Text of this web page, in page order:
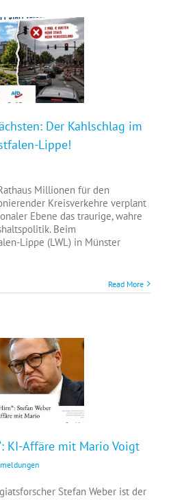
Der Kahlschlag im
Lippe!
Millionen für den
Kreisverkehre verplant
Ebene das traurige, wahre
Beim
Lippe (LWL) in Münster
Read More
KI-Affäre mit Mario Voigt
Stefan Weber ist der